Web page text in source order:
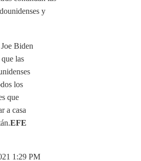
y
las
los
que
a casa
EFE
1:29 PM